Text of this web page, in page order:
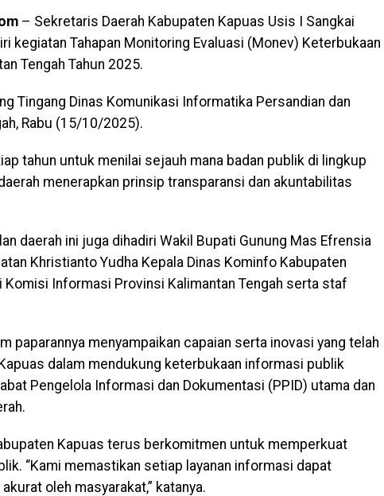
– Sekretaris Daerah Kabupaten Kapuas Usis I Sangkai
kegiatan Tahapan Monitoring Evaluasi (Monev) Keterbukaan
Tengah Tahun 2025.
Tingang Dinas Komunikasi Informatika Persandian dan
Rabu (15/10/2025).
tahun untuk menilai sejauh mana badan publik di lingkup
menerapkan prinsip transparansi dan akuntabilitas
daerah ini juga dihadiri Wakil Bupati Gunung Mas Efrensia
Khristianto Yudha Kepala Dinas Kominfo Kabupaten
Komisi Informasi Provinsi Kalimantan Tengah serta staf
paparannya menyampaikan capaian serta inovasi yang telah
dalam mendukung keterbukaan informasi publik
Pengelola Informasi dan Dokumentasi (PPID) utama dan
Kapuas terus berkomitmen untuk memperkuat
“Kami memastikan setiap layanan informasi dapat
oleh masyarakat,” katanya.